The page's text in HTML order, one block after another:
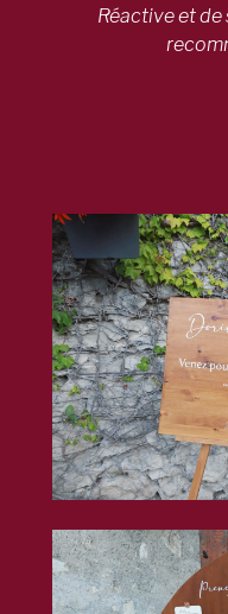
Réactive et de